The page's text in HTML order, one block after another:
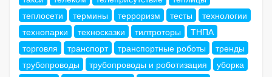
теплосети
термины терроризм тесты
технологии
технопарки
техносказки тилтроторы
ТНПА
торговля
транспорт транспортные роботы
тренды
трубопроводы
трубопроводы и роботизация
уборка